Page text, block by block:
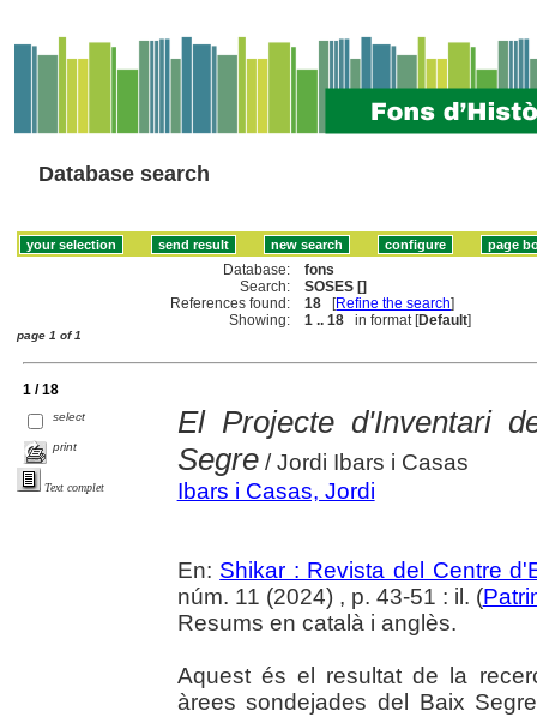
Database search
Database:
fons
Search:
SOSES []
References found:
18 [Refine the search]
Showing:
1 .. 18 in format [Default]
page 1 of 1
1 / 18
select
print
Text complet
El Projecte d'Inventari
Segre/ Jordi Ibars i Casas
Ibars i Casas, Jordi
En: Shikar : Revista del Centre
núm. 11 (2024) , p. 43-51 : il. (
Resums en català i anglès.
Aquest és el resultat de la
àrees sondejades del Baix